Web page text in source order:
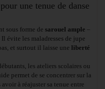
une tenue de danse
sous forme de sarouel ample –
évite les maladresses de jupe
et surtout il laisse une liberté
les ateliers scolaires ou
permet de se concentrer sur la
à réajuster sa tenue entre